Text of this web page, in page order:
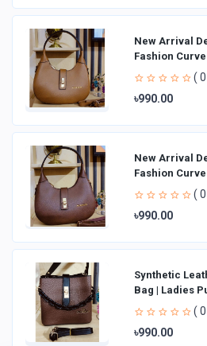
New Arrival
Fashion
Shoulder Bag
(
৳990.00
New Arrival
Fashion
Shoulder Bag
(
৳990.00
Synthetic
Bag | Ladies
Handheld Bag |
(
৳990.00